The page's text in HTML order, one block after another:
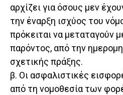
αρχίζει για όσους μεν
την έναρξη ισχύος του
πρόκειται να μεταταγούν
παρόντος, από την
σχετικής πράξης.
β. Οι ασφαλιστικές
από τη νομοθεσία των